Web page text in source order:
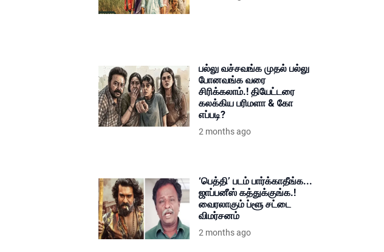
பல்லு வச்சவங்க முதல் பல்லு
போனவங்க வரை
சிரிக்கலாம்.! தியேட்டரை
கலக்கிய பரிமளா & கோ
எப்படி?
2 months ago
‘பெத்தி’ படம் பார்க்காதீங்க...
ஜாப்பனீஸ் கத்துக்குங்க.!
வைரலாகும் ப்ளூ சட்டை
விமர்சனம்
2 months ago